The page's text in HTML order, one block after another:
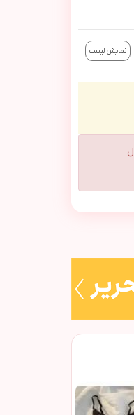
نمایش لیست